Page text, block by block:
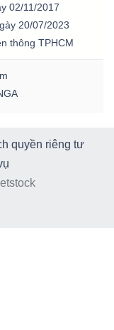
02/11/2017
20/07/2023
thông TPHCM
quyền riêng tư